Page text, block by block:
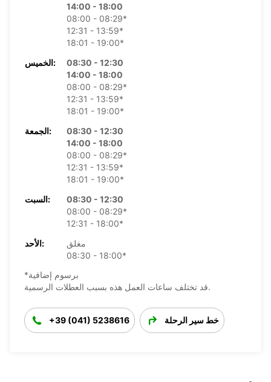
14:00 - 18:00
08:00 - 08:29*
12:31 - 13:59*
18:01 - 19:00*
الخميس:
08:30 - 12:30
14:00 - 18:00
08:00 - 08:29*
12:31 - 13:59*
18:01 - 19:00*
الجمعة:
08:30 - 12:30
14:00 - 18:00
08:00 - 08:29*
12:31 - 13:59*
18:01 - 19:00*
السبت:
08:30 - 12:30
08:00 - 08:29*
12:31 - 18:00*
الأحد:
مغلق
08:30 - 18:00*
*برسوم إضافية
قد تختلف ساعات العمل هذه بسبب العطلات الرسمية.
+39 (041) 5238616 خط سير الرحلة